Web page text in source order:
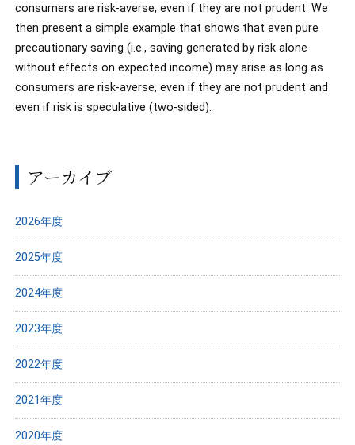
consumers are risk-averse, even if they are not prudent. We
then present a simple example that shows that even pure
precautionary saving (i.e., saving generated by risk alone
without effects on expected income) may arise as long as
consumers are risk-averse, even if they are not prudent and
even if risk is speculative (two-sided).
アーカイブ
2026年度
2025年度
2024年度
2023年度
2022年度
2021年度
2020年度